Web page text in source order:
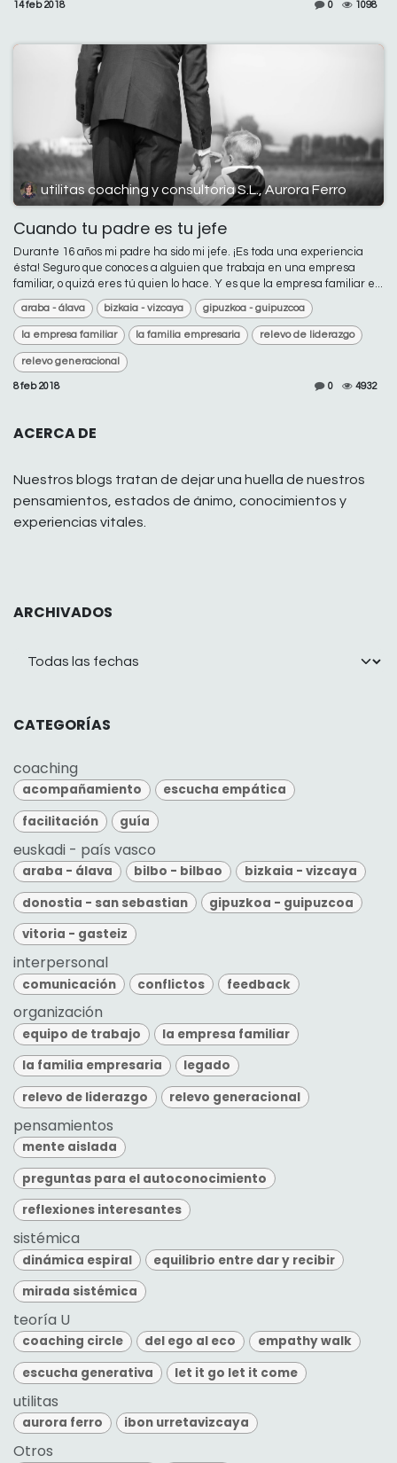
14 feb 2018 0 1098
utilitas coaching y consultoría S.L., Aurora Ferro
Cuando tu padre es tu jefe
Durante 16 años mi padre ha sido mi jefe. ¡Es toda una experiencia
ésta! Seguro que conoces a alguien que trabaja en una empresa
familiar, o quizá eres tú quien lo hace. Y es que la empresa familiar e...
araba - álava bizkaia - vizcaya gipuzkoa - guipuzcoa
la empresa familiar la familia empresaria relevo de liderazgo
relevo generacional
8 feb 2018 0 4932
ACERCA DE
Nuestros blogs tratan de dejar una huella de nuestros
pensamientos, estados de ánimo, conocimientos y
experiencias vitales.
ARCHIVADOS
CATEGORÍAS
coaching
acompañamiento
escucha empática
facilitación
guía
euskadi - país vasco
araba - álava bilbo - bilbao
bizkaia - vizcaya
donostia - san sebastian
gipuzkoa - guipuzcoa
vitoria - gasteiz
interpersonal
comunicación conflictos feedback
organización
equipo de trabajo
la empresa familiar
la familia empresaria
legado
relevo de liderazgo
relevo generacional
pensamientos
mente aislada
preguntas para el autoconocimiento
reflexiones interesantes
sistémica
dinámica espiral
equilibrio entre dar y recibir
mirada sistémica
teoría U
coaching circle del ego al eco
empathy walk
escucha generativa
let it go let it come
utilitas
aurora ferro ibon urretavizcaya
Otros